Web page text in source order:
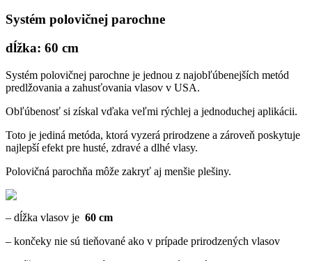
Systém polovičnej parochne
dĺžka: 60 cm
Systém polovičnej parochne je jednou z najobľúbenejších metód
predlžovania a zahusťovania vlasov v USA.
Obľúbenosť si získal vďaka veľmi rýchlej a jednoduchej aplikácii.
Toto je jediná metóda, ktorá vyzerá prirodzene a zároveň poskytuje
najlepší efekt pre husté, zdravé a dlhé vlasy.
Polovičná parochňa môže zakryť aj menšie plešiny.
– dĺžka vlasov je 60 cm
– končeky nie sú tieňované ako v prípade prirodzených vlasov